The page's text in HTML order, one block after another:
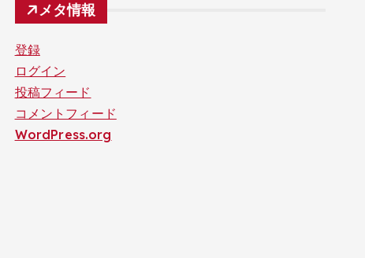
メタ情報
登録
ログイン
投稿フィード
コメントフィード
WordPress.org